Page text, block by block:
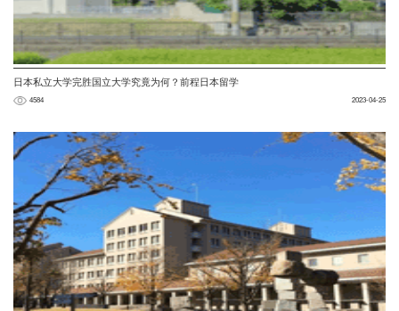
日本私立大学完胜国立大学究竟为何？前程日本留学
4584 2023-04-25